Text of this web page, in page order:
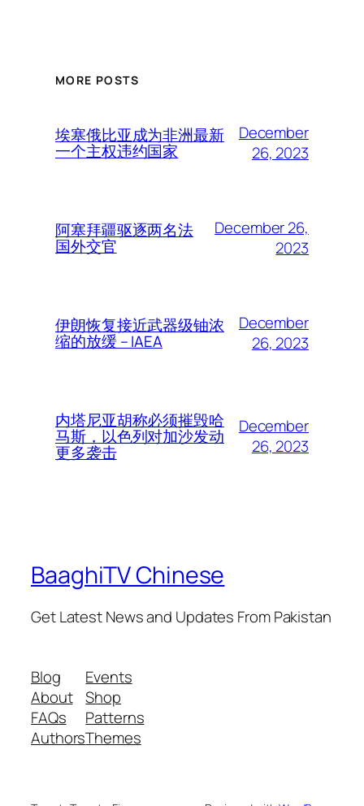
MORE POSTS
埃塞俄比亚成为非洲最新
一个主权违约国家
December
26, 2023
阿塞拜疆驱逐两名法
国外交官
December 26,
2023
伊朗恢复接近武器级铀浓
缩的放缓 – IAEA
December
26, 2023
内塔尼亚胡称必须摧毁哈
马斯，以色列对加沙发动
更多袭击
December
26, 2023
BaaghiTV Chinese
Get Latest News and Updates From Pakistan
Blog
About
FAQs
Authors
Events
Shop
Patterns
Themes